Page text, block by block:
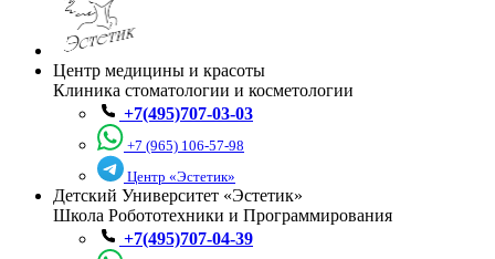
Центр медицины и красоты
Клиника стоматологии и косметологии
+7(495)707-03-03
+7 (965) 106-57-98
Центр «Эстетик»
Детский Университет «Эстетик»
Школа Робототехники и Программирования
+7(495)707-04-39